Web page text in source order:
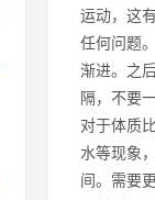
运动，这
任何问题
渐进。之
隔，不要
对于体质
水等现象
间。需要
，让女性失去同等的
美容仪
有之一，为什么你
颈